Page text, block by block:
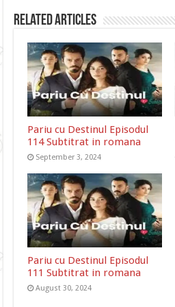
Related Articles
Pariu cu Destinul Episodul
114 Subtitrat in romana
September 3, 2024
Pariu cu Destinul Episodul
111 Subtitrat in romana
August 30, 2024